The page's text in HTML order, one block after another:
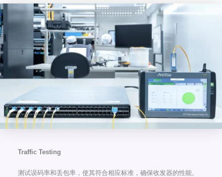
Traffic Testing
测试误码率和丢包率，使其符合相应标准，确保收发器的性能。